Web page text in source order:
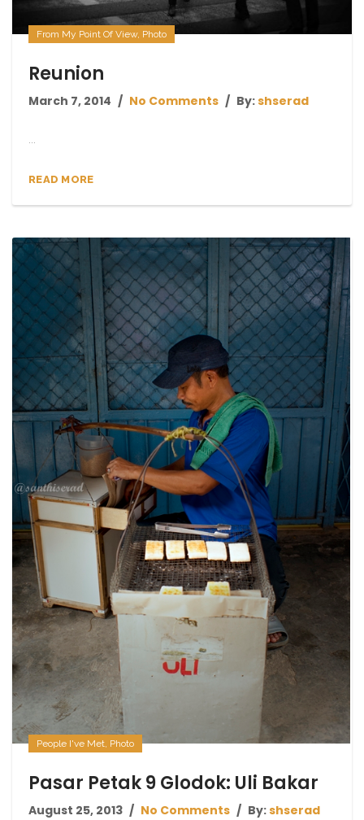
From My Point Of View, Photo
Reunion
March 7, 2014 No Comments By:shserad
READ MORE
People I've Met, Photo
Pasar Petak 9 Glodok: Uli Bakar
August 25, 2013 No Comments By:shserad